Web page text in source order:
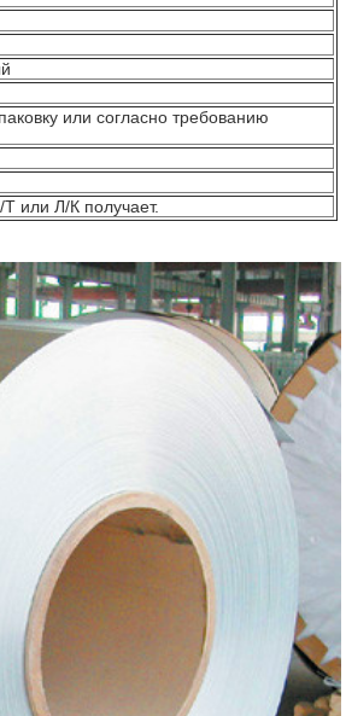
или согласно требованию
или Л/К получает.